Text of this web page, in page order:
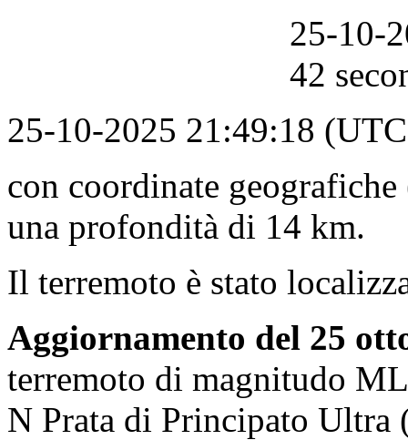
25-10-
42
25-10-2025 21:49:18
con coordinate
una profondità di 14 km.
Il terremoto è stato
Aggiornamento del 25
terremoto di magnitudo
N Prata di Principato Ultra